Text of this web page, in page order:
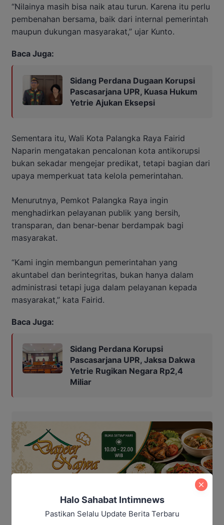
“Nilainya masih bisa naik atau turun. Karena itu perlu
pembenahan bersama, baik dari internal pemerintah
maupun dukungan masyarakat,” ujar Kunto.
Baca Juga:
Sidang Perdana Dugaan Korupsi
Pascasarjana UPR, Kuasa Hukum
Yetrie Ajukan Eksepsi
Sementara itu, Wali Kota Palangka Raya Fairid
Naparin mengatakan pencalonan kota antikorupsi
bukan sekadar mengejar predikat, tetapi bagian dari
upaya memperkuat tata kelola pemerintahan.
Menurutnya, Pemkot Palangka Raya ingin
menghadirkan pelayanan publik yang bersih,
transparan, dan benar-benar berdampak bagi
masyarakat.
“Kami ingin membangun pemerintahan yang
akuntabel dan berintegritas, bukan hanya dalam
administrasi tetapi juga dalam pelayanan kepada
masyarakat,” kata Fairid.
Baca Juga:
Sidang Perdana Korupsi
Pascasarjana UPR, Jaksa Dakwa
Yetrie Rugikan Negara Rp2,4
Miliar
Halo Sahabat Intimnews
Pastikan Selalu Update Berita Terbaru